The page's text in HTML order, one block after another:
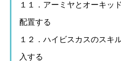
１１．アーミヤとオーキッ
配置する
１２．ハイビスカスのスキ
入する